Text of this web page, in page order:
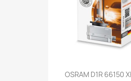
OSRAM D1R 66150